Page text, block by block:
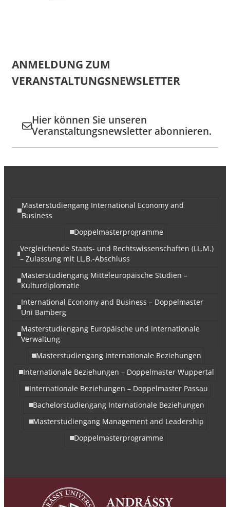
ANMELDUNG ZUM
VERANSTALTUNGSNEWSLETTER
Hier können Sie unseren
Veranstaltungsnewsletter abonnieren.
Masterstudiengang International Economy and
Business
Doppelmasterprogramme
Vergleichende Staats- und Rechtswissenschaften (LL.M.)
– Zulassung mit LL.B.-Abschluss
Masterstudiengang Mitteleuropäische Studien –
Kulturdiplomatie
International Economy and Business – Doppelmaster
Uni Bamberg
Masterstudiengang Europäische und Internationale
Verwaltung
Masterstudiengang Internationale Beziehungen
Internationale Beziehungen – Doppelmaster Wuppertal
Internationale Beziehungen – Doppelmaster Passau
Bachelorstudiengang Internationale Beziehungen
Masterstudiengang Management and Leadership
Doppelmasterprogramme